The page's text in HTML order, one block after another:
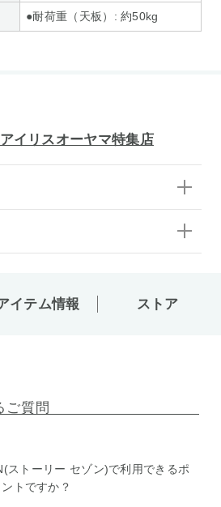
●耐荷重（天板）: 約50kg
イリスオーヤマ特集店
イテム情報 ストア
ご質問
ストーリー セゾン)で利用できるポ
トですか？